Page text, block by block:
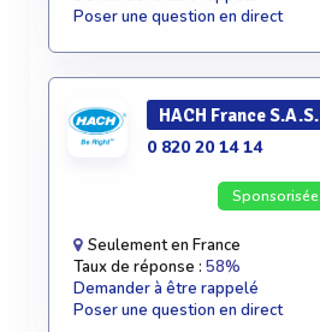
Poser une question en direct
HACH France S.A.S.
0 820 20 14 14
Sponsorisée
Seulement en France
Taux de réponse : 58%
Demander à être rappelé
Poser une question en direct